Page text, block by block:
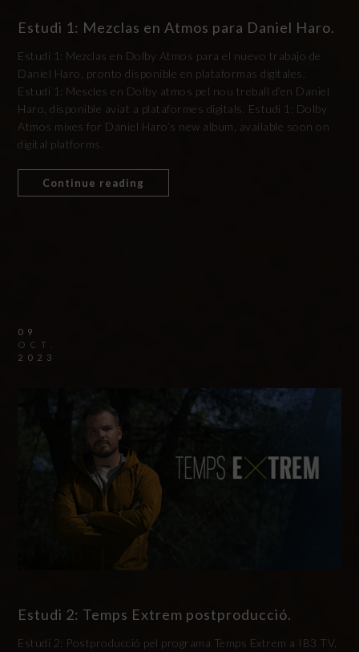
Estudi 1: Mezclas en Atmos para Daniel Haro.
Estudi 1: Mezclas en Dolby Atmos para el nuevo trabajo de
Daniel Haro, pronto disponible en plataformas digitales.
Estudi 1: Mescles en Dolby atmos pel nou treball d’en Daniel
Haro, disponible aviat a plataformes digitals. Estudi 1: Dolby
Atmos mixes for Daniel Haro’s new album, available soon on
digital platforms.
Continue reading
09
OCT.
2023
Estudi 2: Temps Extrem postproducció.
Estudi 2: Postproducció pel programa Temps Extrem a IB3 TV,